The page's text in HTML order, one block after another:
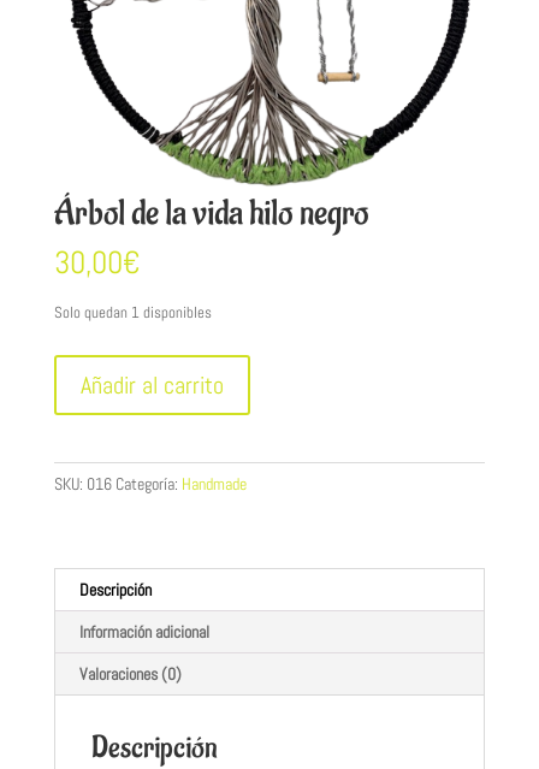
Árbol de la vida hilo negro
30,00€
Solo quedan 1 disponibles
la
hilo
Añadir al carrito
SKU: 016 Categoría: Handmade
Descripción
Información adicional
Valoraciones (0)
Descripción